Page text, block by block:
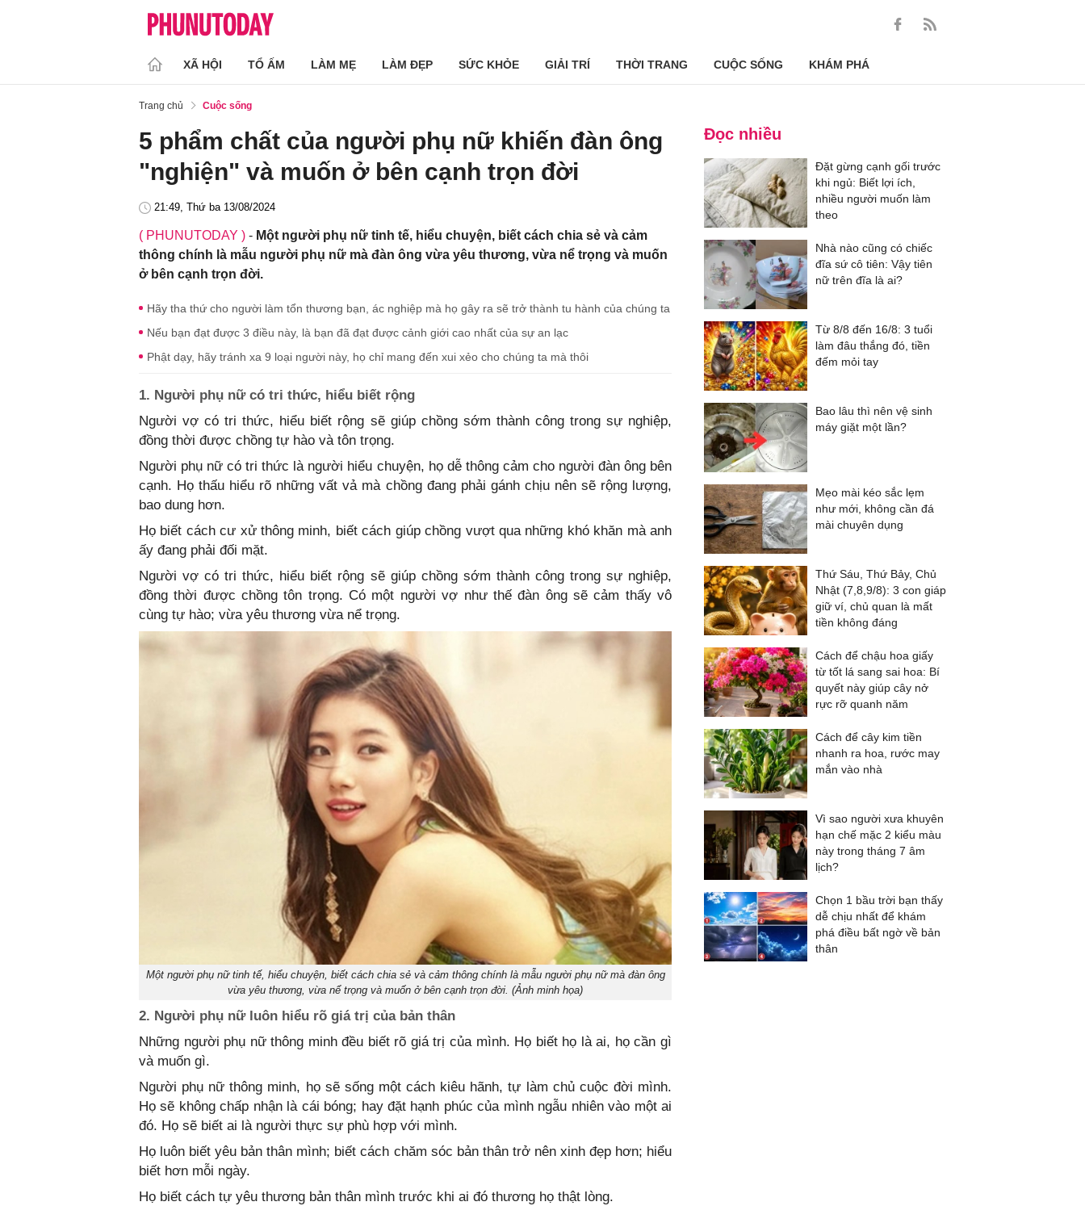
XÃ HỘI TỔ ẤM LÀM MẸ LÀM ĐẸP SỨC KHỎE GIẢI TRÍ THỜI TRANG CUỘC SỐNG KHÁM PHÁ
Trang chủ Cuộc sống
5 phẩm chất của người phụ nữ khiến đàn ông
"nghiện" và muốn ở bên cạnh trọn đời
21:49, Thứ ba 13/08/2024
( PHUNUTODAY ) - Một người phụ nữ tinh tế, hiểu chuyện, biết cách chia sẻ và cảm
thông chính là mẫu người phụ nữ mà đàn ông vừa yêu thương, vừa nể trọng và muốn
ở bên cạnh trọn đời.
Hãy tha thứ cho người làm tổn thương bạn, ác nghiệp mà họ gây ra sẽ trở thành tu hành của chúng ta
Nếu bạn đạt được 3 điều này, là bạn đã đạt được cảnh giới cao nhất của sự an lạc
Phật dạy, hãy tránh xa 9 loại người này, họ chỉ mang đến xui xẻo cho chúng ta mà thôi
1. Người phụ nữ có tri thức, hiểu biết rộng
Người vợ có tri thức, hiểu biết rộng sẽ giúp chồng sớm thành công trong sự nghiệp,
đồng thời được chồng tự hào và tôn trọng.
Người phụ nữ có tri thức là người hiểu chuyện, họ dễ thông cảm cho người đàn ông bên
cạnh. Họ thấu hiểu rõ những vất vả mà chồng đang phải gánh chịu nên sẽ rộng lượng,
bao dung hơn.
Họ biết cách cư xử thông minh, biết cách giúp chồng vượt qua những khó khăn mà anh
ấy đang phải đối mặt.
Người vợ có tri thức, hiểu biết rộng sẽ giúp chồng sớm thành công trong sự nghiệp,
đồng thời được chồng tôn trọng. Có một người vợ như thế đàn ông sẽ cảm thấy vô
cùng tự hào; vừa yêu thương vừa nể trọng.
Một người phụ nữ tinh tế, hiểu chuyện, biết cách chia sẻ và cảm thông chính là mẫu người phụ nữ mà đàn ông
vừa yêu thương, vừa nể trọng và muốn ở bên cạnh trọn đời. (Ảnh minh họa)
2. Người phụ nữ luôn hiểu rõ giá trị của bản thân
Những người phụ nữ thông minh đều biết rõ giá trị của mình. Họ biết họ là ai, họ cần gì
và muốn gì.
Người phụ nữ thông minh, họ sẽ sống một cách kiêu hãnh, tự làm chủ cuộc đời mình.
Họ sẽ không chấp nhận là cái bóng; hay đặt hạnh phúc của mình ngẫu nhiên vào một ai
đó. Họ sẽ biết ai là người thực sự phù hợp với mình.
Họ luôn biết yêu bản thân mình; biết cách chăm sóc bản thân trở nên xinh đẹp hơn; hiểu
biết hơn mỗi ngày.
Họ biết cách tự yêu thương bản thân mình trước khi ai đó thương họ thật lòng.
Đọc nhiều
Đặt gừng cạnh gối trước
khi ngủ: Biết lợi ích,
nhiều người muốn làm
theo
Nhà nào cũng có chiếc
đĩa sứ cô tiên: Vậy tiên
nữ trên đĩa là ai?
Từ 8/8 đến 16/8: 3 tuổi
làm đâu thắng đó, tiền
đếm mỏi tay
Bao lâu thì nên vệ sinh
máy giặt một lần?
Mẹo mài kéo sắc lẹm
như mới, không cần đá
mài chuyên dụng
Thứ Sáu, Thứ Bảy, Chủ
Nhật (7,8,9/8): 3 con giáp
giữ ví, chủ quan là mất
tiền không đáng
Cách để chậu hoa giấy
từ tốt lá sang sai hoa: Bí
quyết này giúp cây nở
rực rỡ quanh năm
Cách để cây kim tiền
nhanh ra hoa, rước may
mắn vào nhà
Vì sao người xưa khuyên
hạn chế mặc 2 kiểu màu
này trong tháng 7 âm
lịch?
Chọn 1 bầu trời bạn thấy
dễ chịu nhất để khám
phá điều bất ngờ về bản
thân